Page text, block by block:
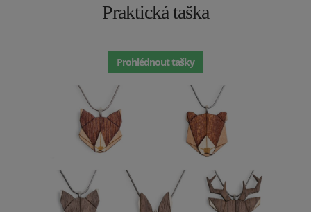
Praktická taška
Prohlédnout tašky